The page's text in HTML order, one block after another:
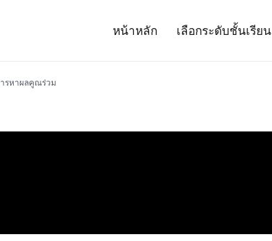
หน้าหลัก เลือกระดับชั้นเรียน
รหาผลคูณร่วม